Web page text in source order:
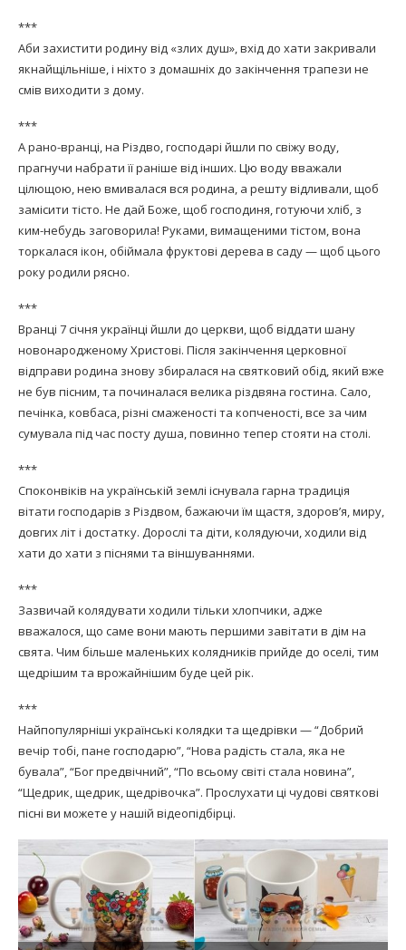
***
Аби захистити родину від «злих душ», вхід до хати закривали
якнайщільніше, і ніхто з домашніх до закінчення трапези не
смів виходити з дому.
***
А рано-вранці, на Різдво, господарі йшли по свіжу воду,
прагнучи набрати її раніше від інших. Цю воду вважали
цілющою, нею вмивалася вся родина, а решту відливали, щоб
замісити тісто. Не дай Боже, щоб господиня, готуючи хліб, з
ким-небудь заговорила! Руками, вимащеними тістом, вона
торкалася ікон, обіймала фруктові дерева в саду — щоб цього
року родили рясно.
***
Вранці 7 січня українці йшли до церкви, щоб віддати шану
новонародженому Христові. Після закінчення церковної
відправи родина знову збиралася на святковий обід, який вже
не був пісним, та починалася велика різдвяна гостина. Сало,
печінка, ковбаса, різні смаженості та копченості, все за чим
сумувала під час посту душа, повинно тепер стояти на столі.
***
Споконвіків на українській землі існувала гарна традиція
вітати господарів з Різдвом, бажаючи їм щастя, здоров’я, миру,
довгих літ і достатку. Дорослі та діти, колядуючи, ходили від
хати до хати з піснями та віншуваннями.
***
Зазвичай колядувати ходили тільки хлопчики, адже
вважалося, що саме вони мають першими завітати в дім на
свята. Чим більше маленьких колядників прийде до оселі, тим
щедрішим та врожайнішим буде цей рік.
***
Найпопулярніші українські колядки та щедрівки — “Добрий
вечір тобі, пане господарю”, “Нова радість стала, яка не
бувала”, “Бог предвічний”, “По всьому світі стала новина”,
“Щедрик, щедрик, щедрівочка”. Прослухати ці чудові святкові
пісні ви можете у нашій відеопідбірці.